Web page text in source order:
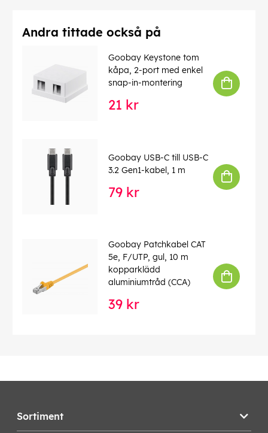
Andra tittade också på
Goobay Keystone tom
kåpa, 2-port med enkel
snap-in-montering
21 kr
Goobay USB-C till USB-C
3.2 Gen1-kabel, 1 m
79 kr
Goobay Patchkabel CAT
5e, F/UTP, gul, 10 m
kopparklädd
aluminiumtråd (CCA)
39 kr
Sortiment